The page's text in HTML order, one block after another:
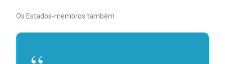
Os Estados-membros também